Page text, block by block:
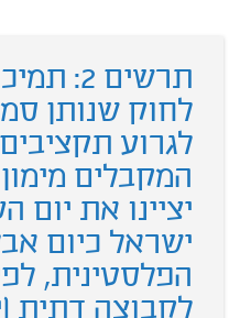
תרשים
לחוק שנותן
לגרוע
המקבלים
יציינו את
ישראל כיום
הפלסטינית,